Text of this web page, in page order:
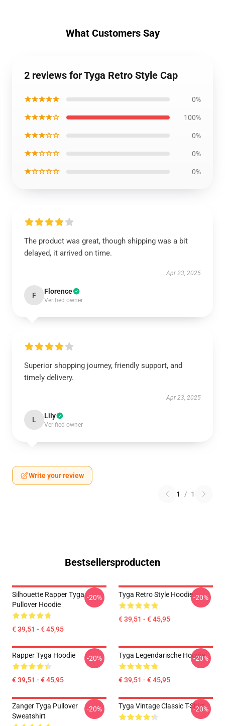
What Customers Say
2 reviews for Tyga Retro Style Cap
★★★★★ 0%
★★★★☆ 100%
★★★☆☆ 0%
★★☆☆☆ 0%
★☆☆☆☆ 0%
The product was great, though shipping was a bit
delayed, it arrived on time.
Apr 23, 2025
F Florence
Verified owner
Superior shopping journey, friendly support, and
timely delivery.
Apr 23, 2025
L Lily
Verified owner
Write your review
1 / 1
Bestsellersproducten
Silhouette Rapper Tyga
Pullover Hoodie
€ 39,51 - € 45,95
-20% Tyga Retro Style Hoodie
€ 39,51 - € 45,95
-20%
Rapper Tyga Hoodie
€ 39,51 - € 45,95
-20% Tyga Legendarische Hoodie
€ 39,51 - € 45,95
-20%
Zanger Tyga Pullover
Sweatshirt
-20% Tyga Vintage Classic T-Shirt
-20%